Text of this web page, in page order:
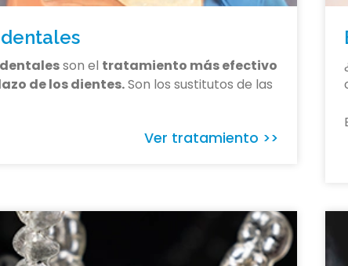
son el tratamiento más efectivo
de los dientes.Son los sustitutos de las
Ver tratamiento >>